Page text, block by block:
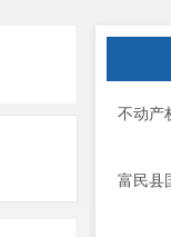
不动产
富民县